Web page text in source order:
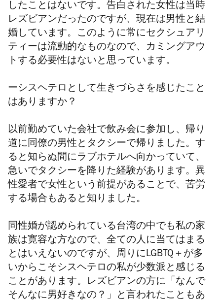
したことはないです。告白された女性は当時
レズビアンだったのですが、現在は男性と結
婚しています。このように常にセクシュアリ
ティーは流動的なものなので、カミングアウ
トする必要性はないと思っています。
ーシスヘテロとして生きづらさを感じたこと
はありますか？
以前勤めていた会社で飲み会に参加し、帰り
道に同僚の男性とタクシーで帰りました。す
ると知らぬ間にラブホテルへ向かっていて、
急いでタクシーを降りた経験があります。異
性愛者で女性という前提があることで、苦労
する場合もあると知りました。
同性婚が認められている台湾の中でも私の家
族は寛容な方なので、全ての人に当てはまる
とはいえないのですが、周りにLGBTQ＋が多
いからこそシスヘテロの私が少数派と感じる
ことがあります。レズビアンの方に「なんで
そんなに男好きなの？」と言われたこともあ